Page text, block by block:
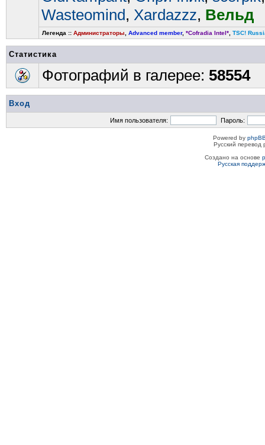
Wasteomind, Xardazzz, Вельд
Легенда :: Администраторы Advanced member, *Cofradia Intel* TSC!
Статистика
Фотографий в галерее: 58554
Вход
Имя пользователя: Пароль:
Powered by
Русский
Создано на основе
Русская